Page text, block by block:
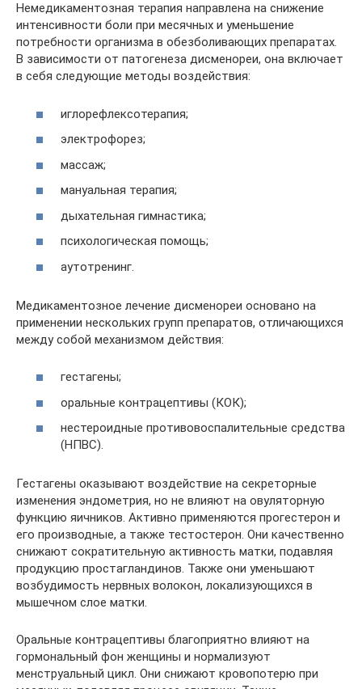
Немедикаментозная терапия направлена на снижение
интенсивности боли при месячных и уменьшение
потребности организма в обезболивающих препаратах.
В зависимости от патогенеза дисменореи, она включает
в себя следующие методы воздействия:
иглорефлексотерапия;
электрофорез;
массаж;
мануальная терапия;
дыхательная гимнастика;
психологическая помощь;
аутотренинг.
Медикаментозное лечение дисменореи основано на
применении нескольких групп препаратов, отличающихся
между собой механизмом действия:
гестагены;
оральные контрацептивы (КОК);
нестероидные противовоспалительные средства
(НПВС).
Гестагены оказывают воздействие на секреторные
изменения эндометрия, но не влияют на овуляторную
функцию яичников. Активно применяются прогестерон и
его производные, а также тестостерон. Они качественно
снижают сократительную активность матки, подавляя
продукцию простагландинов. Также они уменьшают
возбудимость нервных волокон, локализующихся в
мышечном слое матки.
Оральные контрацептивы благоприятно влияют на
гормональный фон женщины и нормализуют
менструальный цикл. Они снижают кровопотерю при